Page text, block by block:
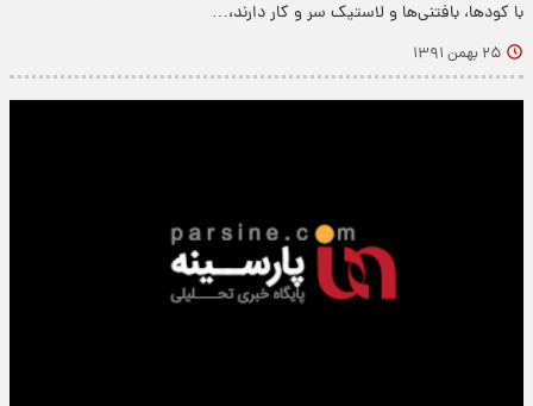
با کودها، بافتنی‌ها و لاستیک سر و کار دارند،…
۲۵ بهمن ۱۳۹۱